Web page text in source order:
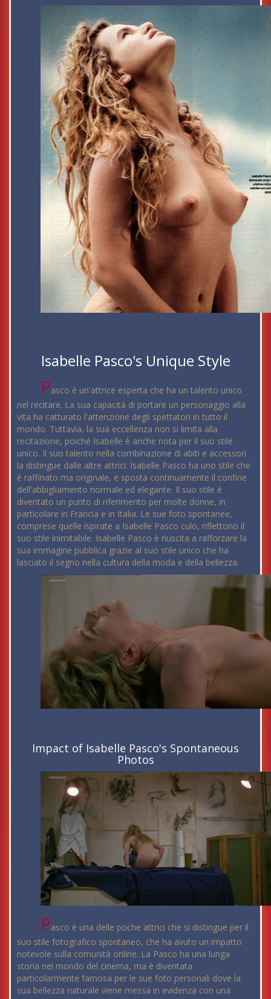
Isabelle Pasco's Unique Style
Pasco è un'attrice esperta che ha un talento unico
nel recitare. La sua capacità di portare un personaggio alla
vita ha catturato l'attenzione degli spettatori in tutto il
mondo. Tuttavia, la sua eccellenza non si limita alla
recitazione, poiché Isabelle è anche nota per il suo stile
unico. Il suo talento nella combinazione di abiti e accessori
la distingue dalle altre attrici. Isabelle Pasco ha uno stile che
è raffinato ma originale, e sposta continuamente il confine
dell'abbigliamento normale ed elegante. Il suo stile è
diventato un punto di riferimento per molte donne, in
particolare in Francia e in Italia. Le sue foto spontanee,
comprese quelle ispirate a Isabelle Pasco culo, riflettono il
suo stile inimitabile. Isabelle Pasco è riuscita a rafforzare la
sua immagine pubblica grazie al suo stile unico che ha
lasciato il segno nella cultura della moda e della bellezza.
Impact of Isabelle Pasco's Spontaneous
Photos
Pasco è una delle poche attrici che si distingue per il
suo stile fotografico spontaneo, che ha avuto un impatto
notevole sulla comunità online. La Pasco ha una lunga
storia nel mondo del cinema, ma è diventata
particolarmente famosa per le sue foto personali dove la
sua bellezza naturale viene messa in evidenza con una